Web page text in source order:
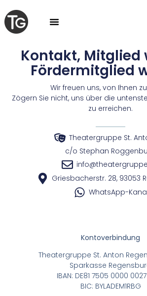
Kontakt, Mitglied
Fördermitglied
Wir freuen uns, von Ihnen
Zögern Sie nicht, uns über die
zu erreichen.
Theatergruppe St.
c/o Stephan
Griesbacherstr. 28, 93053
WhatsApp-
Kontoverbindung
Theatergruppe St. Anton
Sparkasse
IBAN: DE81 7505 0000
BIC: BYLADEM1RBG